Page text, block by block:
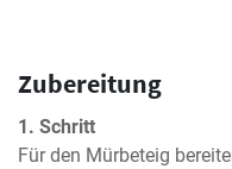
Zubereitung
1. Schritt
Für den Mürbeteig